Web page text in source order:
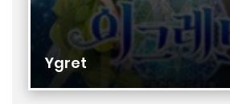
Ygret